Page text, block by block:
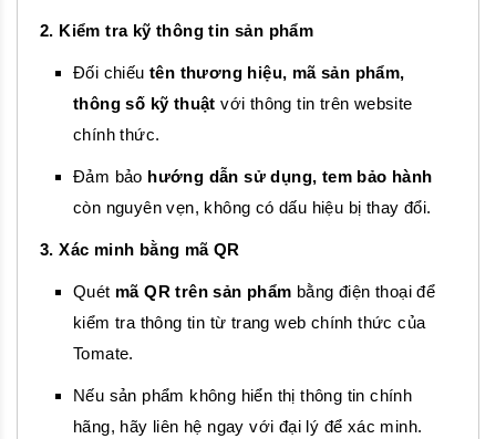
2. Kiểm tra kỹ thông tin sản phẩm
Đối chiếu tên thương hiệu, mã sản phẩm,
thông số kỹ thuật với thông tin trên website
chính thức.
Đảm bảo hướng dẫn sử dụng, tem bảo hành
còn nguyên vẹn, không có dấu hiệu bị thay đổi.
3. Xác minh bằng mã QR
Quét mã QR trên sản phẩm bằng điện thoại để
kiểm tra thông tin từ trang web chính thức của
Tomate.
Nếu sản phẩm không hiển thị thông tin chính
hãng, hãy liên hệ ngay với đại lý để xác minh.